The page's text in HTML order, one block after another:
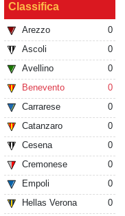
Classifica
Arezzo
0
Ascoli
0
Avellino
0
Benevento
0
Carrarese
0
Catanzaro
0
Cesena
0
Cremonese
0
Empoli
0
Hellas Verona
0